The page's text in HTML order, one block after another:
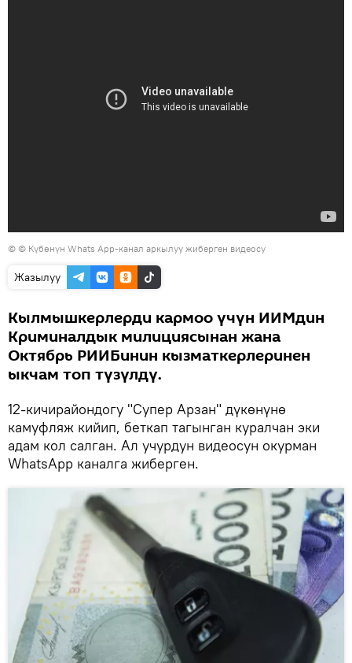
© © Күбөнүн Whats App-канал аркылуу жиберген видеосу
Жазылуу
Кылмышкерлерди кармоо үчүн ИИМдин
Криминалдык милициясынан жана
Октябрь РИИБинин кызматкерлеринен
ыкчам топ түзүлдү.
12-кичирайондогу "Супер Арзан" дүкөнүнө
камуфляж кийип, беткап тагынган куралчан эки
адам кол салган. Ал учурдун видеосун окурман
WhatsApp каналга жиберген.